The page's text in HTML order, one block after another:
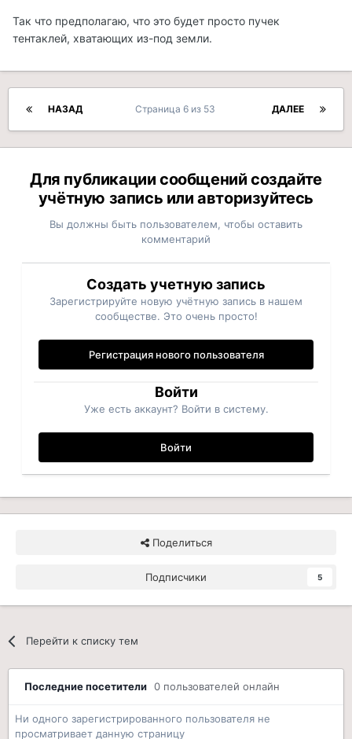
Так что предполагаю, что это будет просто пучек
тентаклей, хватающих из-под земли.
НАЗАД ДАЛЕЕ
Страница 6 из 53
Для публикации сообщений создайте
учётную запись или авторизуйтесь
Вы должны быть пользователем, чтобы оставить
комментарий
Создать учетную запись
Зарегистрируйте новую учётную запись в нашем
сообществе. Это очень просто!
Регистрация нового пользователя
Войти
Уже есть аккаунт? Войти в систему.
Войти
Поделиться
Подписчики 5
Перейти к списку тем
Последние посетители 0 пользователей онлайн
Ни одного зарегистрированного пользователя не
просматривает данную страницу